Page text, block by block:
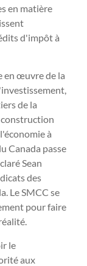
en matière
d'impôt à
en œuvre de la
de la
à
Canada passe
Sean
des
Le SMCC se
pour faire
le
aux